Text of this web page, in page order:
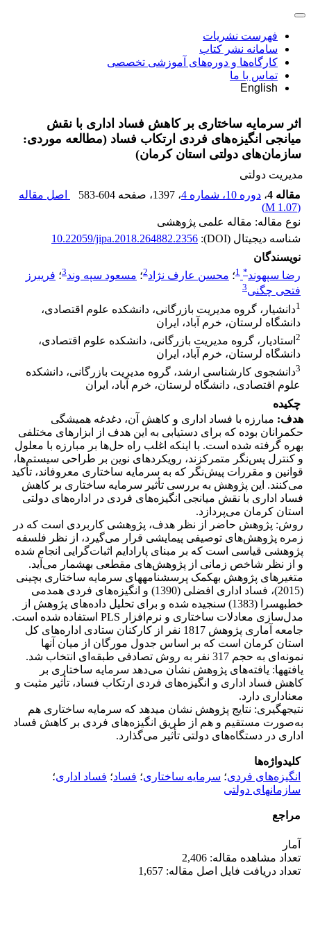
فهرست نشریات
سامانه نشر کتاب
کارگاه‌ها و دوره‌های آموزشی تخصصی
تماس با ما
English
اثر سرمایه ساختاری بر کاهش فساد اداری با نقش
میانجی انگیزه‌های فردی ارتکاب فساد (مطالعه موردی:
سازمان‌های دولتی استان کرمان)
مدیریت دولتی
مقاله 4
، دوره 10، شماره 4 ، 1397 ، صفحه 583-604
اصل مقاله
(
1.07 M
)
نوع مقاله: مقاله علمی پژوهشی
شناسه دیجیتال (DOI):
10.22059/jipa.2018.264882.2356
نویسندگان
رضا سپهوند*
1؛ محسن عارف نژاد2؛ مسعود سپه وند3؛ فریبرز
فتحی چگنی3
1دانشیار، گروه مدیریت بازرگانی، دانشکده علوم اقتصادی،
دانشگاه لرستان، خرم آباد، ایران
2 استادیار، گروه مدیریت بازرگانی، دانشکده علوم اقتصادی،
دانشگاه لرستان، خرم آباد، ایران
3دانشجوی کارشناسی ارشد، گروه مدیریت بازرگانی، دانشکده
علوم اقتصادی، دانشگاه لرستان، خرم آباد، ایران
چکیده
هدف: مبارزه با فساد اداری و کاهش آن، دغدغه همیشگی
حکمرانان بوده که برای دستیابی به این هدف از ابزارهای مختلفی
بهره گرفته شده است. با اینکه اغلب راه حل‌ها بر مبارزه با معلول
و کنترل پس‌نگر متمرکزند، رویکردهای نوین بر طراحی سیستم‌ها،
قوانین و مقررات پیش‌نگر که به سرمایه ساختاری معروف‎اند، تأکید
می‌کنند. این پژوهش به بررسی تأثیر سرمایه ساختاری بر کاهش
فساد اداری با نقش میانجی انگیزه‌های فردی در اداره‌های دولتی
استان کرمان می‌پردازد.
روش: پژوهش حاضر از نظر هدف، پژوهشی کاربردی است که در
زمره پژوهش‌های توصیفی پیمایشی قرار می‌گیرد، از نظر فلسفه
پژوهشی قیاسی است که بر مبنای پارادایم اثبات‌گرایی انجام شده
و از نظر شاخص زمانی از پژوهش‌های مقطعی به‎شمار می‌آید.
متغیرهای پژوهش به‎کمک پرسشنامه‎های سرمایه ساختاری بچینی
(2015)، فساد اداری افضلی (1390) و انگیزه‌های فردی همدمی
خطبه‎سرا (1383) سنجیده شده و برای تحلیل داده‌های پژوهش از
مدل‌سازی معادلات ساختاری و نرم‌افزار PLS استفاده شده است.
جامعه آماری پژوهش 1817 نفر از کارکنان ستادی اداره‌های کل
استان کرمان است که بر اساس جدول مورگان از میان آنها
نمونه‌ای به حجم 317 نفر به روش تصادفی طبقه‌ای انتخاب شد.
یافته‎ها: یافته‌های پژوهش نشان می‌دهد سرمایه ساختاری بر
کاهش فساد اداری و انگیزه‌های فردی ارتکاب فساد، تأثیر مثبت و
معناداری دارد.
نتیجه‎گیری: نتایج پژوهش نشان‌ می‎دهد که سرمایه ساختاری هم
به‌صورت مستقیم و هم از طریق انگیزه‌های فردی بر کاهش فساد
اداری در دستگاه‌های دولتی تأثیر می‌گذارد.
کلیدواژه‌ها
انگیزه‌های فردی؛ سرمایه ساختاری؛ فساد؛ فساد اداری؛
سازمان‎های دولتی
مراجع
آمار
تعداد مشاهده مقاله: 2,406
تعداد دریافت فایل اصل مقاله: 1,657